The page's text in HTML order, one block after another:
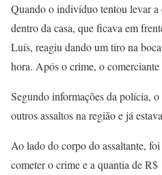
Quando o indivíduo tentou levar a
dentro da casa, que ficava em
Luís, reagiu dando um tiro na
hora. Após o crime, o
Segundo informações da polícia,
outros assaltos na região e já
Ao lado do corpo do assaltante,
cometer o crime e a quantia de